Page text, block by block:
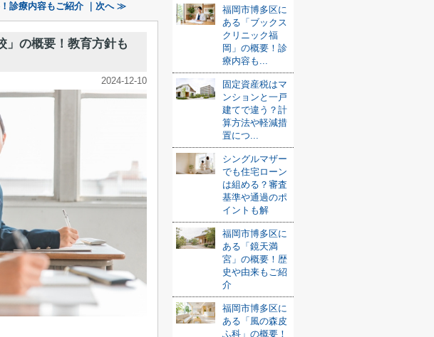
診療内容もご紹介 ｜次へ ≫
」の概要！教育方針も
2024-12-10
福岡市博多区に
ある「ブックス
クリニック福
岡」の概要！診
療内容も...
固定資産税はマ
ンションと一戸
建てで違う？計
算方法や軽減措
置につ...
シングルマザー
でも住宅ローン
は組める？審査
基準や通過のポ
イントも解
福岡市博多区に
ある「鏡天満
宮」の概要！歴
史や由来もご紹
介
福岡市博多区に
ある「風の森皮
ふ科」の概要！